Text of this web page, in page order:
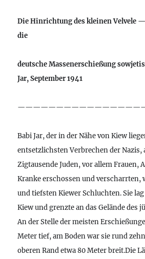
Die Hinrichtung des kleinen
die
deutsche Massenerschießung
Jar, September 1941
Babi Jar, der in der Nähe von Kiew
entsetzlichsten Verbrechen der Nazis,
Zigtausende Juden, vor allem Frauen,
Kranke erschossen und verscharrten,
und tiefsten Kiewer Schluchten. Sie
Kiew und grenzte an das Gelände des
An der Stelle der meisten
Meter tief, am Boden war sie rund
oberen Rand etwa 80 Meter breit.Die